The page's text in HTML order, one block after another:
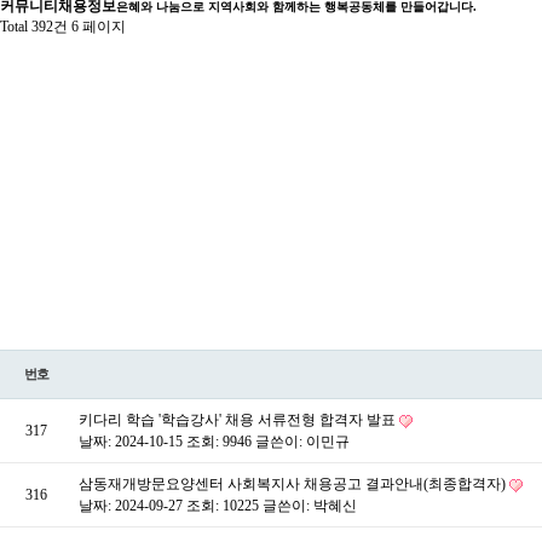
커뮤니티 채용정보은혜와 나눔으로 지역사회와 함께하는 행복공동체를 만들어갑니다.
Total 392건 6 페이지
번호
317
키다리 학습 '학습강사' 채용 서류전형 합격자 발표
날짜: 2024-10-15 조회: 9946 글쓴이: 이민규
316
삼동재개방문요양센터 사회복지사 채용공고 결과안내(최종합격자)
날짜: 2024-09-27 조회: 10225 글쓴이: 박혜신